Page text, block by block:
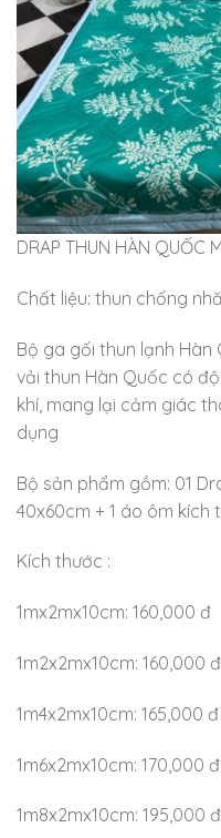
DRAP THUN HÀN QUỐC
Chất liệu: thun chống
Bộ ga gối thun lạnh
vải thun Hàn Quốc có
khí, mang lại cảm giác
dụng
Bộ sản phẩm gồm: 01
40x60cm + 1 áo ôm kích
Kích thước :
1mx2mx10cm: 160,000 đ
1m2x2mx10cm: 160,000 đ
1m4x2mx10cm: 165,000 đ
1m6x2mx10cm: 170,000 đ
1m8x2mx10cm: 195,000 đ